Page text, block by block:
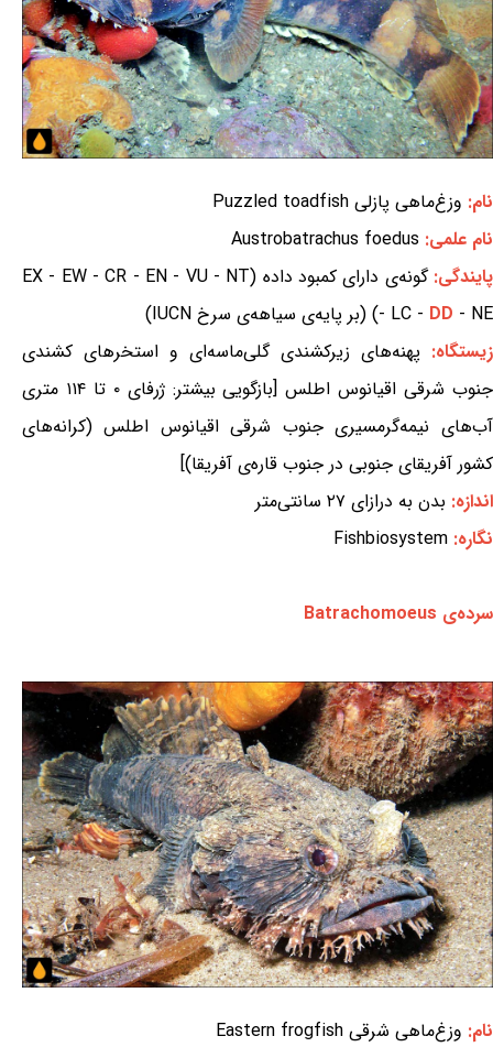
نام: وزغ‌ماهی پازلی Puzzled toadfish
نام علمی: Austrobatrachus foedus
پایندگی:
گونه‌ی دارای کمبود داده (EX - EW - CR - EN - VU - NT
- LC - DD - NE) (بر پایه‌ی سیاهه‌ی سرخ IUCN)
زیستگاه: پهنه‌های زیرکشندی گلی‌ماسه‌ای و استخرهای کشندی
جنوب شرقی اقیانوس اطلس [بازگویی بیشتر: ژرفای ۰ تا ۱۱۴ متری
آب‌های نیمه‌گرمسیری جنوب شرقی اقیانوس اطلس (کرانه‌های
کشور آفریقای جنوبی در جنوب قاره‌ی آفریقا)]
اندازه: بدن به درازای ۲۷ سانتی‌متر
نگاره: Fishbiosystem
سرده‌ی Batrachomoeus
نام: وزغ‌ماهی شرقی Eastern frogfish